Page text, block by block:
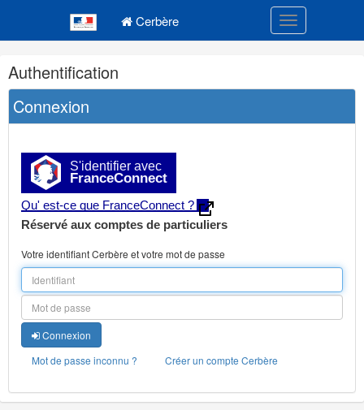
Cerbère Toggle
Navigation
et
outils
annexes
Authentification
Connexion
S'identifier avec
FranceConnect
Qu' est-ce que FranceConnect ?
Réservé aux comptes de particuliers
Votre identifiant Cerbère et votre mot de passe
Connexion
Mot de passe inconnu ?
Créer un compte Cerbère